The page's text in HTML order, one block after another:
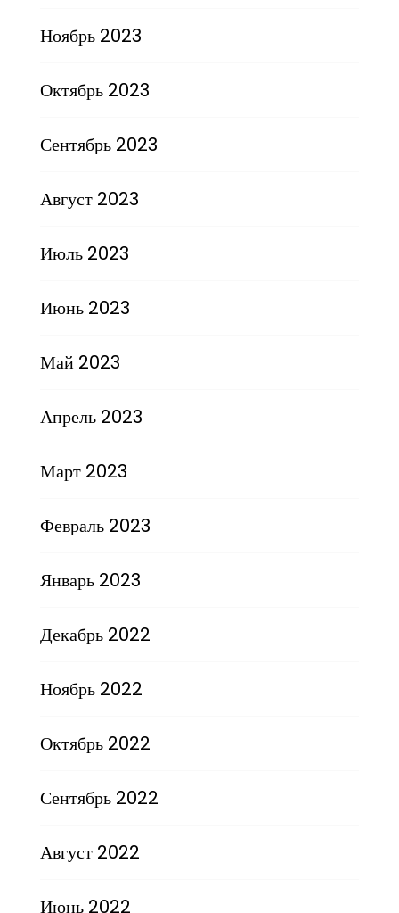
Ноябрь 2023
Октябрь 2023
Сентябрь 2023
Август 2023
Июль 2023
Июнь 2023
Май 2023
Апрель 2023
Март 2023
Февраль 2023
Январь 2023
Декабрь 2022
Ноябрь 2022
Октябрь 2022
Сентябрь 2022
Август 2022
Июнь 2022